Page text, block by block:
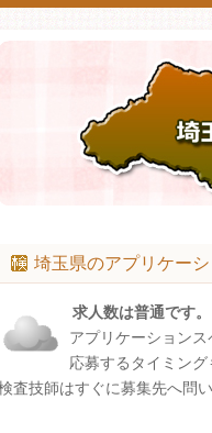
埼玉県のアプリケー
求人数は普通です。
アプリケーション
応募するタイミン
査技師はすぐに募集先へ問